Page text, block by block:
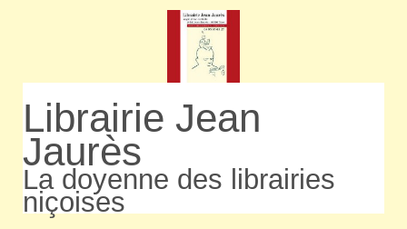
Librairie Jean
Jaurès
La doyenne des librairies
niçoises